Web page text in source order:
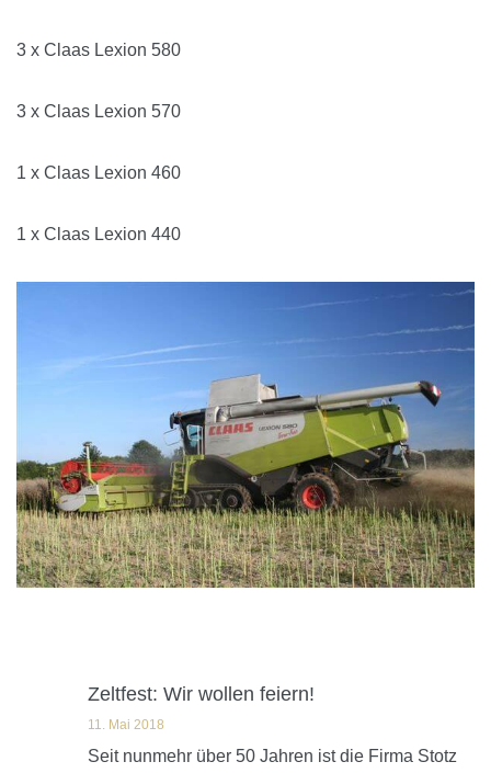
3 x Claas Lexion 580
3 x Claas Lexion 570
1 x Claas Lexion 460
1 x Claas Lexion 440
Zeltfest: Wir wollen feiern!
11. Mai 2018
Seit nunmehr über 50 Jahren ist die Firma Stotz